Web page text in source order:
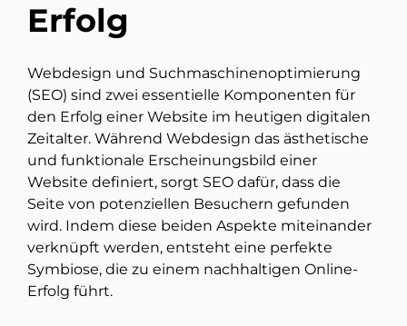
Erfolg
Webdesign und Suchmaschinenoptimierung
(SEO) sind zwei essentielle Komponenten für
den Erfolg einer Website im heutigen digitalen
Zeitalter. Während Webdesign das ästhetische
und funktionale Erscheinungsbild einer
Website definiert, sorgt SEO dafür, dass die
Seite von potenziellen Besuchern gefunden
wird. Indem diese beiden Aspekte miteinander
verknüpft werden, entsteht eine perfekte
Symbiose, die zu einem nachhaltigen Online-
Erfolg führt.